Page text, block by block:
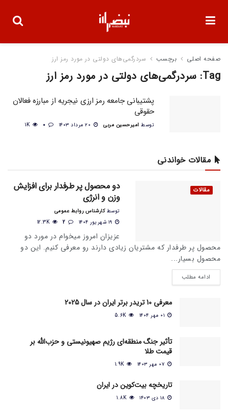
صفحه اصلی برچسب سردرگمی‌های دولتی در مورد رمز ارز
Tag: سردرگمی‌های دولتی در مورد رمز ارز
پشتیبانی جامعه رمز ارزی نیجریه از مبارزه فعالان
حقوقی
توسط امیرحسین مربی 1K
مقالات خواندنی
مقالات
دو محصول پر طرفدار برای افزایش
وزن و انرژی
توسط کارشناس روابط عمومی
12.3K
عزیزان امروز میخوام در مورد دو
محصول پر طرفدار که مشتریان زیادی دارند رو معرفی کنیم. این دو
محصول بسیار...
ادامه مطلب
معرفی 10 تریدر برتر ایران در سال 2025
5.6K
تأثیر جنگ منطقه‌ای رژیم صهیونیستی و حزب‌الله بر
قیمت طلا
1.9K
تاریخچه بیت‌کوین در ایران
1.8K